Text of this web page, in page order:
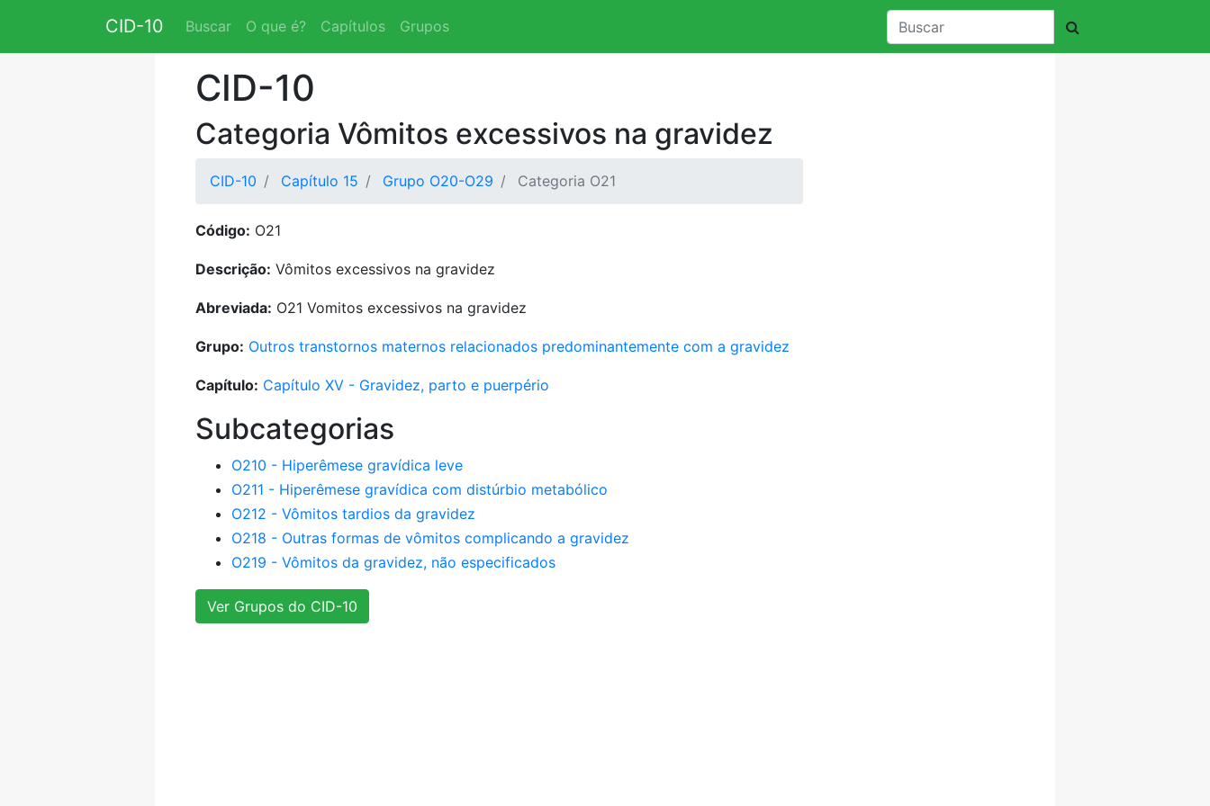
CID-10 Buscar O que é? Capítulos Grupos
CID-10
Categoria Vômitos excessivos na gravidez
CID-10 Capítulo 15 Grupo O20-O29 Categoria O21
Código: O21
Descrição: Vômitos excessivos na gravidez
Abreviada: O21 Vomitos excessivos na gravidez
Grupo: Outros transtornos maternos relacionados predominantemente com a gravidez
Capítulo: Capítulo XV - Gravidez, parto e puerpério
Subcategorias
O210 - Hiperêmese gravídica leve
O211 - Hiperêmese gravídica com distúrbio metabólico
O212 - Vômitos tardios da gravidez
O218 - Outras formas de vômitos complicando a gravidez
O219 - Vômitos da gravidez, não especificados
Ver Grupos do CID-10